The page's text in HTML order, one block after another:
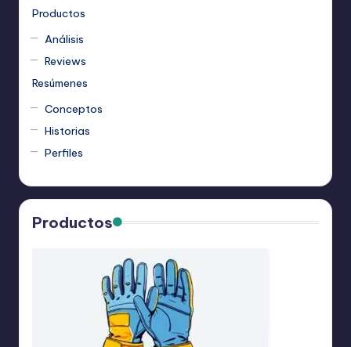
Productos
Análisis
Reviews
Resúmenes
Conceptos
Historias
Perfiles
Productos